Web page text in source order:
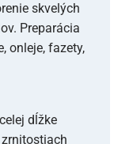
skvelých
Preparácia
onleje, fazety,
dĺžke